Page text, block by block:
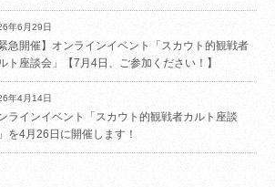
年6月29日
緊急開催】オンラインイベント「スカウト的観戦者
ト座談会」【7月4日、ご参加ください！】
年4月14日
ラインイベント「スカウト的観戦者カルト座談
を4月26日に開催します！